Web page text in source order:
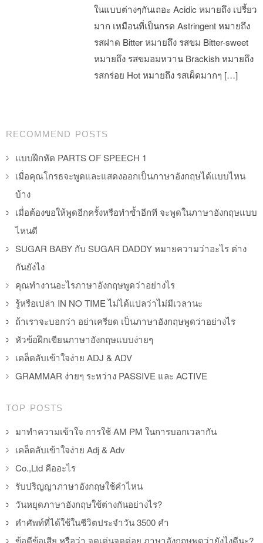
ในแบบต่างๆกันเถอะ Acidic หมายถึง เปรี้ยว
มาก เหมือนที่เป็นกรด Astringent หมายถึง
รสฝาด Bitter หมายถึง รสขม Bitter-sweet
หมายถึง รสขมอมหวาน Brackish หมายถึง
รสกร่อย Hot หมายถึง รสเผ็ดมากๆ […]
Post navigation
RECOMMEND POSTS
แบบฝึกหัด PARTS OF SPEECH 1
เมื่อคุณโกรธจะพูดและแสดงออกเป็นภาษาอังกฤษได้แบบไหน
บ้าง
เมื่อต้องขอให้พูดอีกครั้งหรือทำซ้ำอีกที จะพูดในภาษาอังกฤษแบบ
ไหนดี
SUGAR BABY กับ SUGAR DADDY หมายความว่าอะไร ต่าง
กันยังไง
คุณทำงานอะไรภาษาอังกฤษพูดว่าอย่างไร
รู้หรือเปล่า IN NO TIME ไม่ได้แปลว่าไม่มีเวลานะ
ถ้าเราจะบอกว่า อย่าเครียด เป็นภาษาอังกฤษพูดว่าอย่างไร
หัวข้อฝึกเขียนภาษาอังกฤษแบบง่ายๆ
เคล็ดลับเข้าใจง่าย ADJ & ADV
GRAMMAR ง่ายๆ ระหว่าง PASSIVE และ ACTIVE
TOP POSTS
มาทำความเข้าใจ การใช้ AM PM ในการบอกเวลากัน
เคล็ดลับเข้าใจง่าย Adj & Adv
Co.,Ltd คืออะไร
รับปริญญาภาษาอังกฤษใช้คำไหน
วันหยุดภาษาอังกฤษใช้ต่างกันอย่างไร?
คำศัพท์ที่ได้ใช้ในชีวิตประจำวัน 3500 คำ
ข้อดีข้อเสีย หรือว่า จุดเด่นจุดด่อย ภาษาอังกฤษพูดว่ายังไงดีนะ?